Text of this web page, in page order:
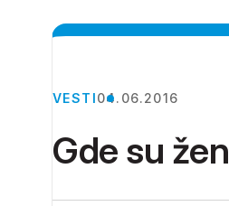
VESTI04.06.2016
Gde su